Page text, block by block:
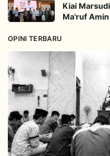
Kiai
Ma'ruf
OPINI TERBARU